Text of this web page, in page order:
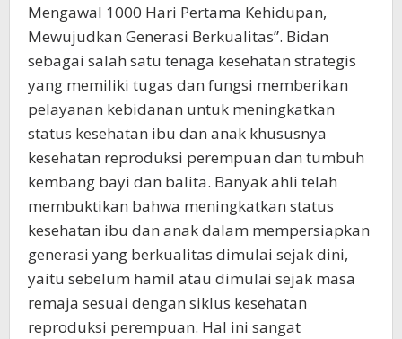
Mengawal 1000 Hari Pertama Kehidupan,
Mewujudkan Generasi Berkualitas”. Bidan
sebagai salah satu tenaga kesehatan strategis
yang memiliki tugas dan fungsi memberikan
pelayanan kebidanan untuk meningkatkan
status kesehatan ibu dan anak khususnya
kesehatan reproduksi perempuan dan tumbuh
kembang bayi dan balita. Banyak ahli telah
membuktikan bahwa meningkatkan status
kesehatan ibu dan anak dalam mempersiapkan
generasi yang berkualitas dimulai sejak dini,
yaitu sebelum hamil atau dimulai sejak masa
remaja sesuai dengan siklus kesehatan
reproduksi perempuan. Hal ini sangat